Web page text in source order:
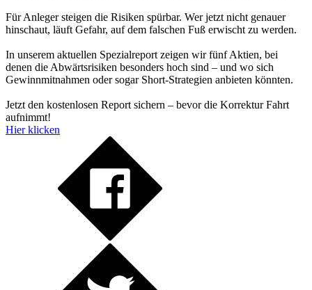
Für Anleger steigen die Risiken spürbar. Wer jetzt nicht genauer
hinschaut, läuft Gefahr, auf dem falschen Fuß erwischt zu werden.
In unserem aktuellen Spezialreport zeigen wir fünf Aktien, bei
denen die Abwärtsrisiken besonders hoch sind – und wo sich
Gewinnmitnahmen oder sogar Short-Strategien anbieten könnten.
Jetzt den kostenlosen Report sichern – bevor die Korrektur Fahrt
aufnimmt!
Hier klicken